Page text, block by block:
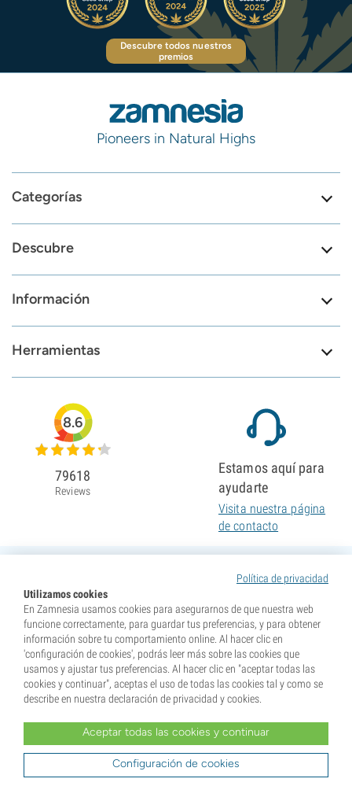
Descubre todos nuestros
premios
Pioneers in Natural Highs
Categorías
Descubre
Información
Herramientas
Política de privacidad
Utilizamos cookies
En Zamnesia usamos cookies para asegurarnos de que nuestra web
funcione correctamente, para guardar tus preferencias, y para obtener
información sobre tu comportamiento online. Al hacer clic en
'configuración de cookies', podrás leer más sobre las cookies que
usamos y ajustar tus preferencias. Al hacer clic en "aceptar todas las
cookies y continuar", aceptas el uso de todas las cookies tal y como se
describe en nuestra declaración de privacidad y cookies.
Aceptar todas las cookies y continuar
Configuración de cookies
8.6
79618
Reviews
Estamos aquí para
ayudarte
Visita nuestra página
de contacto
* Nuestras semillas se venden como suvenires. La germinación de semillas es ilegal en muchos
tu lugar de residencia y que conoces las normativas locales. También eximes de toda responsabilidad a
Zamnesia si actúas al margen de ellas.